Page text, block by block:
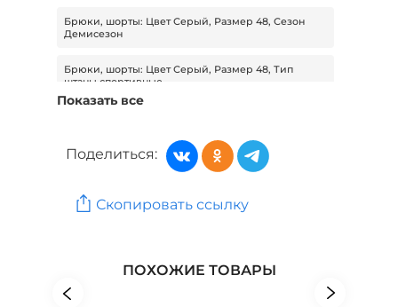
Брюки, шорты: Цвет Серый, Размер 48, Сезон
Демисезон
Брюки, шорты: Цвет Серый, Размер 48, Тип
штаны спортивные
Брюки, шорты: Цвет Серый, Размер 50, Тип
Брюки, шорты: Цвет Бежевый, Размер 58, Сезон
Женская одежда: Бренд Veas
Показать все
Поделиться:
Скопировать ссылку
ПОХОЖИЕ ТОВАРЫ